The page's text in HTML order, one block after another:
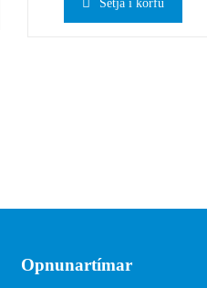
Setja í körfu
Opnunartímar